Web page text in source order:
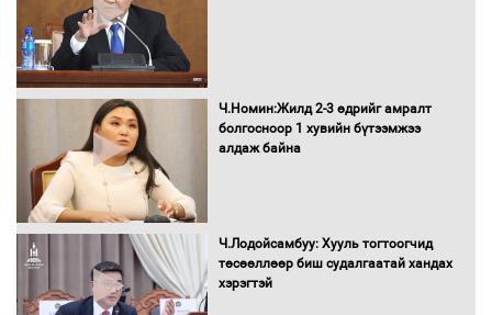
худалдан авах журмыг баталлаа
шилжиж, найр наадам, зөвлөгөөн,
гадаад томилолтыг хориглолоо
Ч.Номин:Жилд 2-3 өдрийг амралт
болгосноор 1 хувийн бүтээмжээ
алдаж байна
Ч.Лодойсамбуу: Хууль тогтоогчид
төсөөллөөр биш судалгаатай хандах
хэрэгтэй